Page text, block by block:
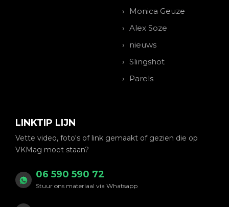
Monica Geuze
Alex Soze
nieuws
Slingshot
Parels
LINKTIP LIJN
Vette video, foto's of link gemaakt of gezien die op
VKMag moet staan?
06 590 590 72
Stuur ons materiaal via Whatsapp